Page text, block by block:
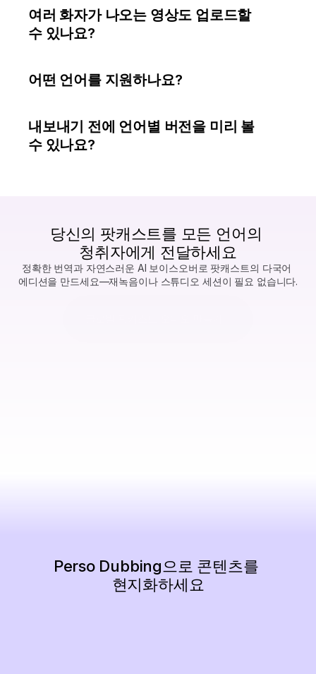
여러 화자가 나오는 영상도 업로드할
수 있나요?
어떤 언어를 지원하나요?
내보내기 전에 언어별 버전을 미리 볼
수 있나요?
당신의 팟캐스트를 모든 언어의
청취자에게 전달하세요
정확한 번역과 자연스러운 AI 보이스오버로 팟캐스트의 다국어
에디션을 만드세요—재녹음이나 스튜디오 세션이 필요 없습니다.
Perso Dubbing으로 콘텐츠를
현지화하세요